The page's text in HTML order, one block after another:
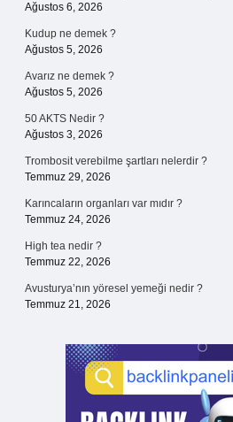
Ağustos 6, 2026
Kudup ne demek ?
Ağustos 5, 2026
Avarız ne demek ?
Ağustos 5, 2026
50 AKTS Nedir ?
Ağustos 3, 2026
Trombosit verebilme şartları nelerdir ?
Temmuz 29, 2026
Karıncaların organları var mıdır ?
Temmuz 24, 2026
High tea nedir ?
Temmuz 22, 2026
Avusturya’nın yöresel yemeği nedir ?
Temmuz 21, 2026